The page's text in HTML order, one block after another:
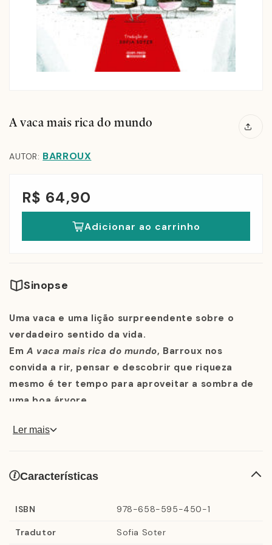
A vaca mais rica do mundo
AUTOR: BARROUX
R$ 64,90
Adicionar ao carrinho
Sinopse
Uma vaca e uma lição surpreendente sobre o
verdadeiro sentido da vida.
Em A vaca mais rica do mundo, Barroux nos
convida a rir, pensar e descobrir que riqueza
mesmo é ter tempo para aproveitar a sombra de
uma boa árvore.
um cofre, mas em um descanso tranquilo à sombra de
uma árvore?
Com muito humor e ilustrações vibrantes, Barroux
conta a história de uma vaca que poderia ser a mais
Ler mais
Características
ISBN 978-658-595-450-1
Tradutor Sofia Soter